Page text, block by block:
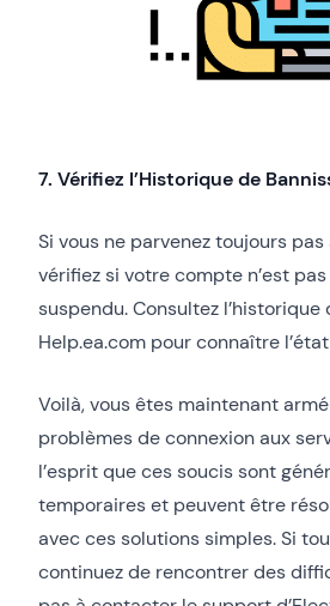
7. Vérifiez l’Historique de
Si vous ne parvenez toujours
vérifiez si votre compte n’est
suspendu. Consultez
Help.ea.com pour connaître
Voilà, vous êtes maintenant
problèmes de connexion aux
l’esprit que ces soucis sont
temporaires et peuvent être
avec ces solutions simples. Si
continuez de rencontrer des